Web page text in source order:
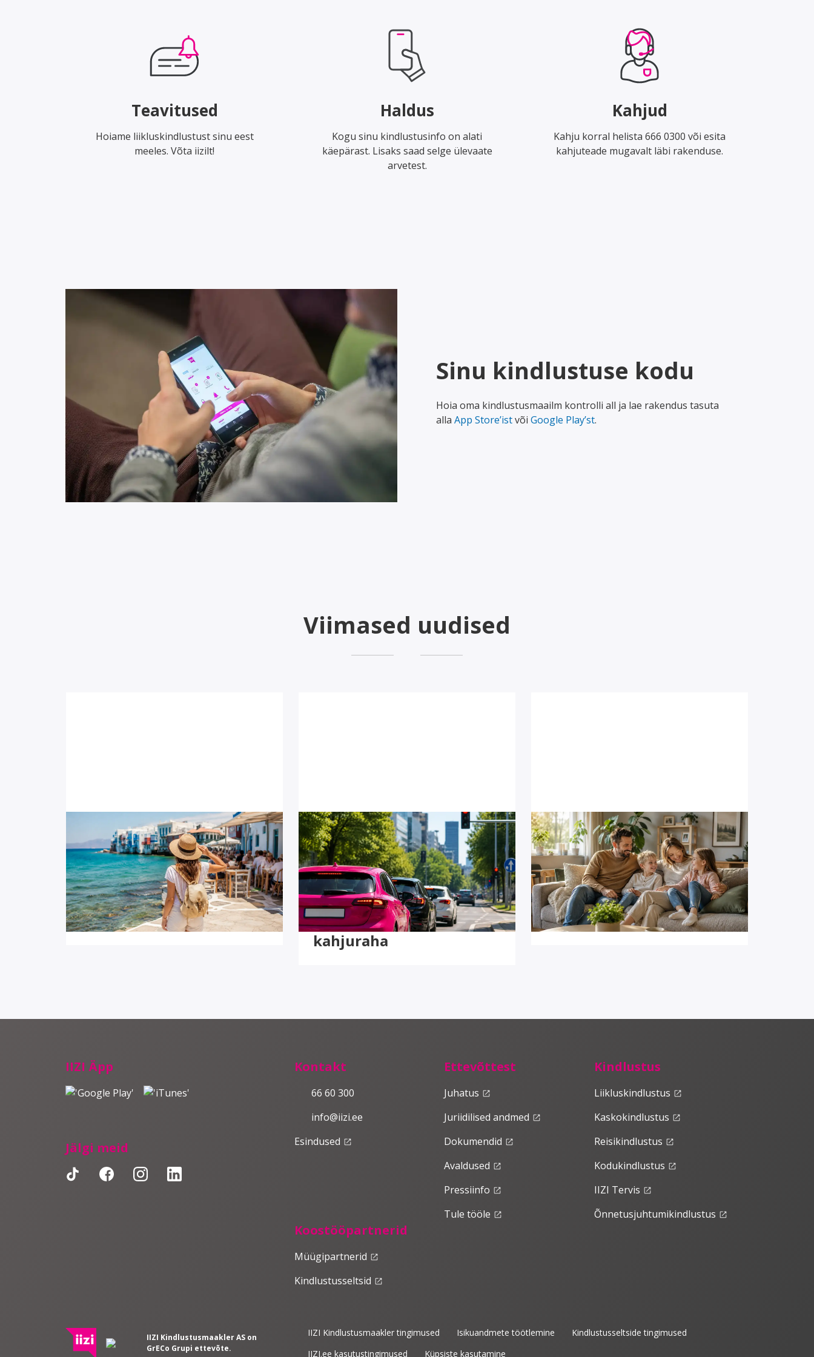
Teavitused
Hoiame liikluskindlustust sinu eest
meeles. Võta iizilt!
Haldus
Kogu sinu kindlustusinfo on alati
käepärast. Lisaks saad selge ülevaate
arvetest.
Kahjud
Kahju korral helista 666 0300 või esita
kahjuteade mugavalt läbi rakenduse.
Sinu kindlustuse kodu
Hoia oma kindlustusmaailm kontrolli all ja lae rakendus tasuta
alla App Store’istvõi Google Play’st.
Viimased uudised
4 minut(it) lugemist
Üllatusreisid koguvad
hoogu, kuid soodsaid
viimase hetke pakkumisi
napib
4 minut(it) lugemist
Liiklusõnnetuses
kannatanul on nüüd
võimalus saada lisaks
autoremondile ka
kahjuraha
4 minut(it) lugemist
Koduomaniku meelespea:
5 riski, millele tasub
mõelda enne
kahjujuhtumit
IIZI Äpp
Jälgi meid
Kontakt
66 60 300
info@iizi.ee
Esindused launch
Ettevõttest
Juhatus launch
Juriidilised andmed launch
Dokumendid launch
Avaldused launch
Pressiinfo launch
Tule tööle launch
Kindlustus
Liikluskindlustus launch
Kaskokindlustus launch
Reisikindlustus launch
Kodukindlustus launch
IIZI Tervis launch
Õnnetusjuhtumikindlustus launch
Koostööpartnerid
Müügipartnerid launch
Kindlustusseltsid launch
IIZI Kindlustusmaakler AS on
GrECo Grupi ettevõte.
IIZI Kindlustusmaakler tingimused Isikuandmete töötlemine
Kindlustusseltside tingimused
IIZI.ee kasutustingimused
Küpsiste kasutamine